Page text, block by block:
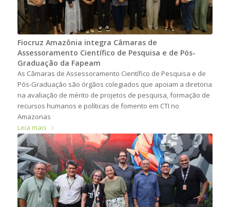
Fiocruz Amazônia integra Câmaras de
Assessoramento Científico de Pesquisa e de Pós-
Graduação da Fapeam
As Câmaras de Assessoramento Científico de Pesquisa e de
Pós-Graduação são órgãos colegiados que apoiam a diretoria
na avaliação de mérito de projetos de pesquisa, formação de
recursos humanos e políticas de fomento em CTI no
Amazonas
Leia mais